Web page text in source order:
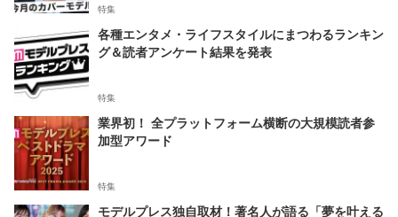
特集
各種エンタメ・ライフスタイルにまつわるランキン
グ＆読者アンケート結果を発表
特集
業界初！ 全プラットフォーム横断の大規模読者参
加型アワード
特集
モデルプレス独自取材！著名人が語る「夢を叶える